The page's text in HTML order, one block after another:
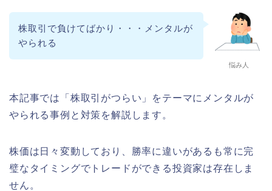
悩み人
株取引で負けてばかり・・・メンタルが
やられる
本記事では「株取引がつらい」をテーマにメンタルが
やられる事例と対策を解説します。
株価は日々変動しており、勝率に違いがあるも常に完
璧なタイミングでトレードができる投資家は存在しま
せん。